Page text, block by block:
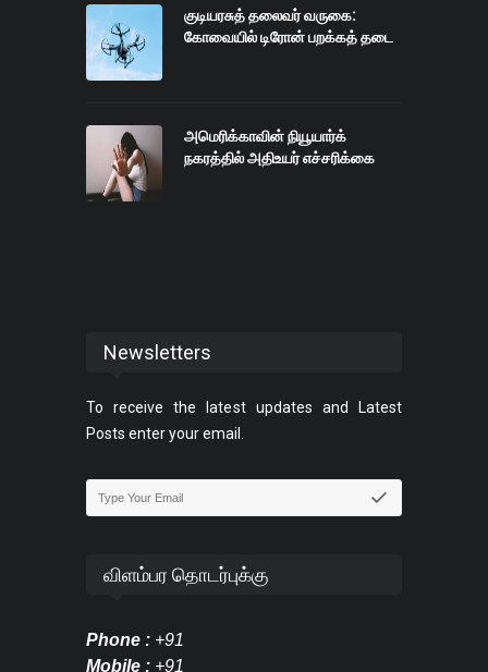
குடியரசுத் தலைவர் வருகை:
கோவையில் டிரோன் பறக்கத் தடை
அமெரிக்காவின் நியூயார்க்
நகரத்தில் அதிஉயர் எச்சரிக்கை
Newsletters
To receive the latest updates and Latest
Posts enter your email.
விளம்பர தொடர்புக்கு
Phone : +91
Mobile : +91